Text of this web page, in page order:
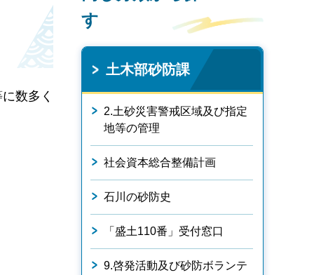
数多く
す
土木部砂防課
2.土砂災害警戒区域及び指定
地等の管理
社会資本総合整備計画
石川の砂防史
「盛土110番」受付窓口
9.啓発活動及び砂防ボランテ